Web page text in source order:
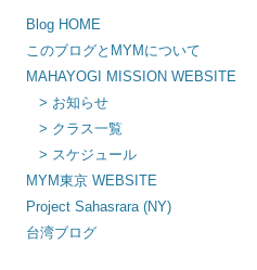
Blog HOME
このブログとMYMについて
MAHAYOGI MISSION WEBSITE
> お知らせ
> クラス一覧
> スケジュール
MYM東京 WEBSITE
Project Sahasrara (NY)
台湾ブログ